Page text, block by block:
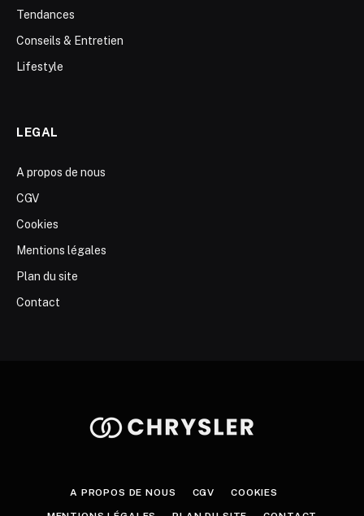
Tendances
Conseils & Entretien
Lifestyle
LEGAL
A propos de nous
CGV
Cookies
Mentions légales
Plan du site
Contact
A PROPOS DE NOUS CGV COOKIES